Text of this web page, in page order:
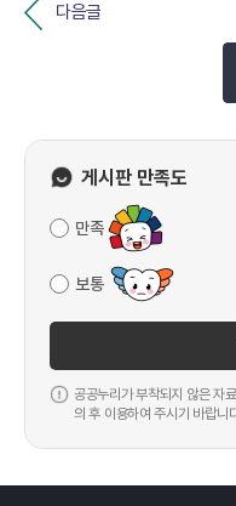
다음글
게시판 만족도
만족
보통
공공누리가 부착되지 않은 자
의 후 이용하여 주시기 바랍니